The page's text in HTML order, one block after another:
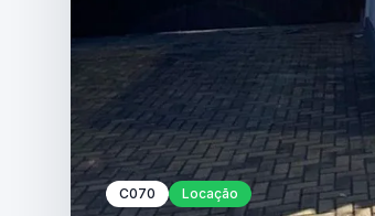
C070 Locação